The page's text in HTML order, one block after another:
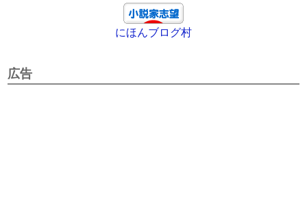
にほんブログ村
広告